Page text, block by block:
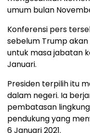
umum bulan
Konferensi pers
sebelum Trump
untuk masa jabatan
Januari.
Presiden terpilih itu
dalam negeri. Ia
pembatasan
pendukung yang
6 Januari 2021.